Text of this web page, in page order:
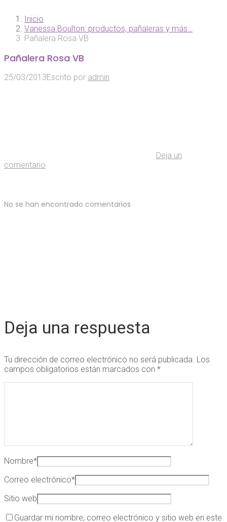
Inicio
Vanessa Boulton: productos, pañaleras y más…
Pañalera Rosa VB
Pañalera Rosa VB
25/03/2013Escrito por admin
Deja un
comentario
No se han encontrado comentarios
Deja una respuesta
Tu dirección de correo electrónico no será publicada. Los
campos obligatorios están marcados con *
Nombre*
Correo electrónico*
Sitio web
Guardar mi nombre, correo electrónico y sitio web en este